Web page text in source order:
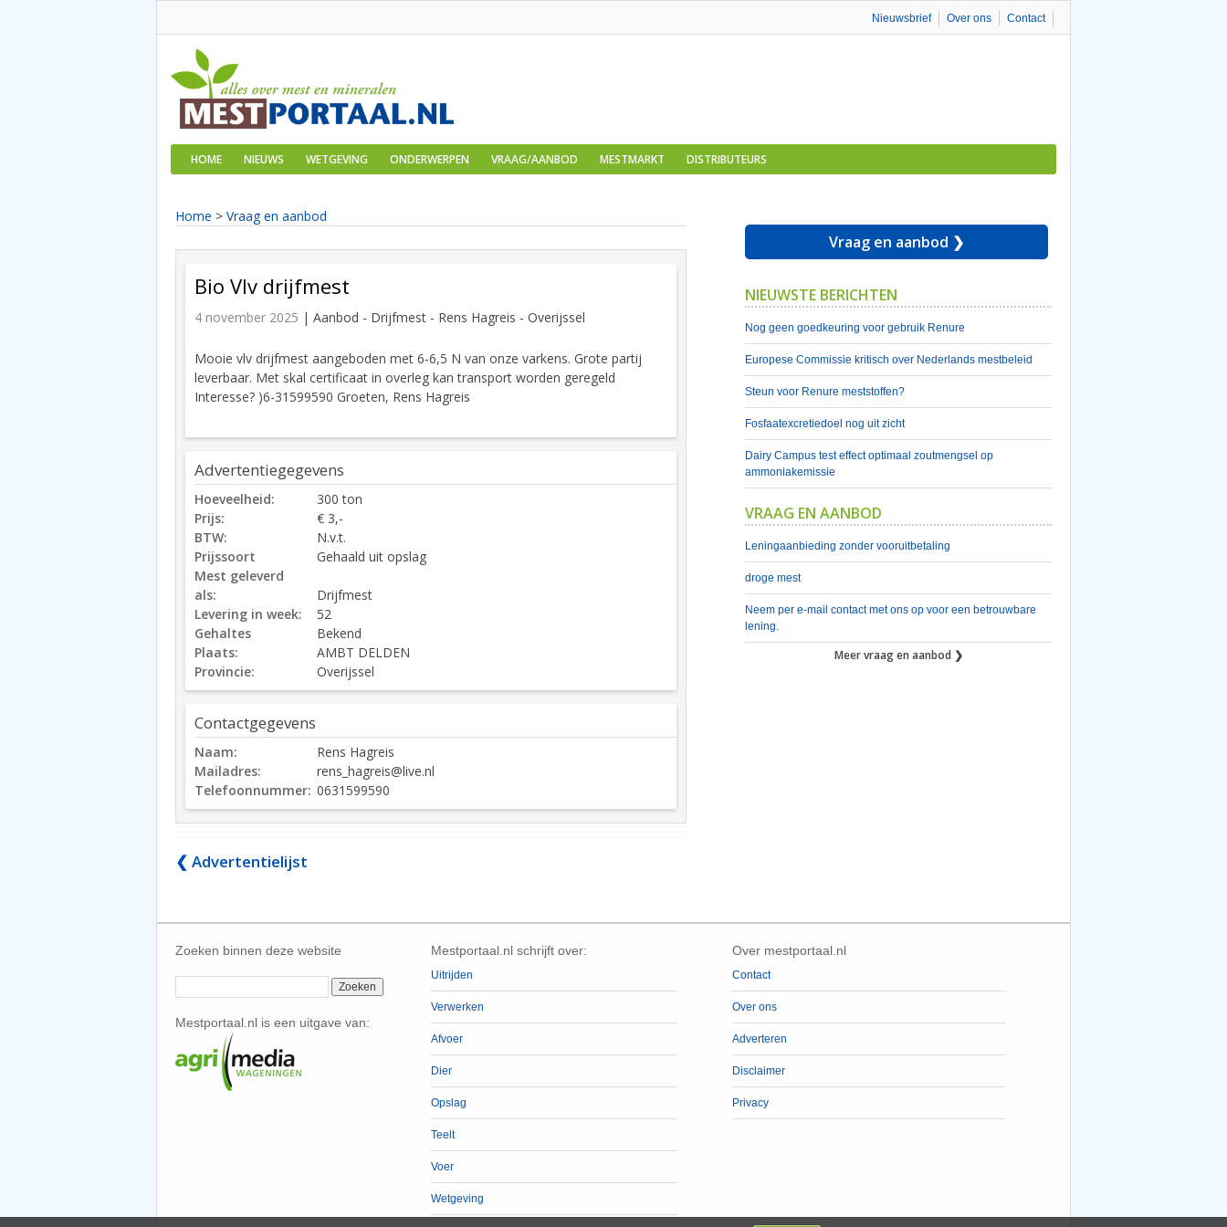
Contact
Over ons
Nieuwsbrief
HOME NIEUWS WETGEVING ONDERWERPEN VRAAG/AANBOD MESTMARKT DISTRIBUTEURS
Home > Vraag en aanbod
Bio Vlv drijfmest
4 november 2025 | Aanbod - Drijfmest - Rens Hagreis - Overijssel
Mooie vlv drijfmest aangeboden met 6-6,5 N van onze varkens. Grote partij
leverbaar. Met skal certificaat in overleg kan transport worden geregeld
Interesse? )6-31599590 Groeten, Rens Hagreis
Advertentiegegevens
Hoeveelheid:
300 ton
Prijs:
€ 3,-
BTW:
N.v.t.
Prijssoort
Gehaald uit opslag
Mest geleverd
als:
Drijfmest
Levering in week:
52
Gehaltes
Bekend
Plaats:
AMBT DELDEN
Provincie:
Overijssel
Contactgegevens
Naam:
Rens Hagreis
Mailadres:
rens_hagreis@live.nl
Telefoonnummer: 0631599590
❮ Advertentielijst
Vraag en aanbod ❯
NIEUWSTE BERICHTEN
Nog geen goedkeuring voor gebruik Renure
Europese Commissie kritisch over Nederlands mestbeleid
Steun voor Renure meststoffen?
Fosfaatexcretiedoel nog uit zicht
Dairy Campus test effect optimaal zoutmengsel op
ammoniakemissie
VRAAG EN AANBOD
Leningaanbieding zonder vooruitbetaling
droge mest
Neem per e-mail contact met ons op voor een betrouwbare
lening.
Meer vraag en aanbod ❯
Zoeken binnen deze website
Mestportaal.nl is een uitgave van:
Mestportaal.nl schrijft over:
Uitrijden
Verwerken
Afvoer
Dier
Opslag
Teelt
Voer
Wetgeving
Over mestportaal.nl
Contact
Over ons
Adverteren
Disclaimer
Privacy